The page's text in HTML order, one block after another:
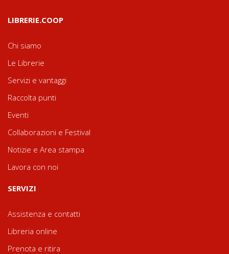
LIBRERIE.COOP
Chi siamo
Le Librerie
Servizi e vantaggi
Raccolta punti
Eventi
Collaborazioni e Festival
Notizie e Area stampa
Lavora con noi
SERVIZI
Assistenza e contatti
Libreria online
Prenota e ritira